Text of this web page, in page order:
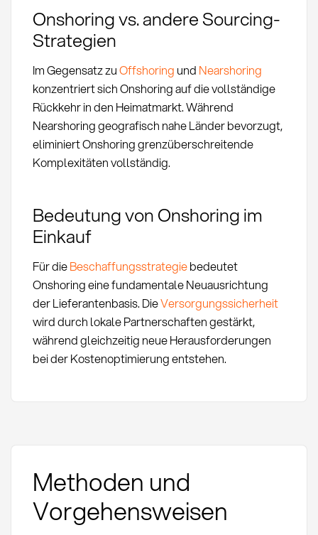
Onshoring vs. andere Sourcing-
Strategien
Im Gegensatz zuOffshoring und Nearshoring
konzentriert sich Onshoring auf die vollständige
Rückkehr in den Heimatmarkt. Während
Nearshoring geografisch nahe Länder bevorzugt,
eliminiert Onshoring grenzüberschreitende
Komplexitäten vollständig.
Bedeutung von Onshoring im
Einkauf
Für dieBeschaffungsstrategiebedeutet
Onshoring eine fundamentale Neuausrichtung
der Lieferantenbasis. DieVersorgungssicherheit
wird durch lokale Partnerschaften gestärkt,
während gleichzeitig neue Herausforderungen
bei der Kostenoptimierung entstehen.
Methoden und
Vorgehensweisen